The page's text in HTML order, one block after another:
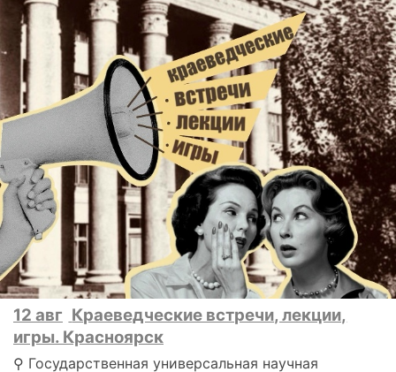
12 авг Краеведческие встречи, лекции,
игры. Красноярск
⚲ Государственная универсальная научная